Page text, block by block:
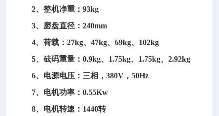
2、整机净重：93kg
3、磨盘直径：240mm
4、荷载：27kg、47kg、69kg、102kg
5、砝码重量：0.9kg、1.75kg、1.75kg、2.92kg
6、电源电压：三相，380V，50Hz
7、电机功率：0.55Kw
8、电机转速：1440转